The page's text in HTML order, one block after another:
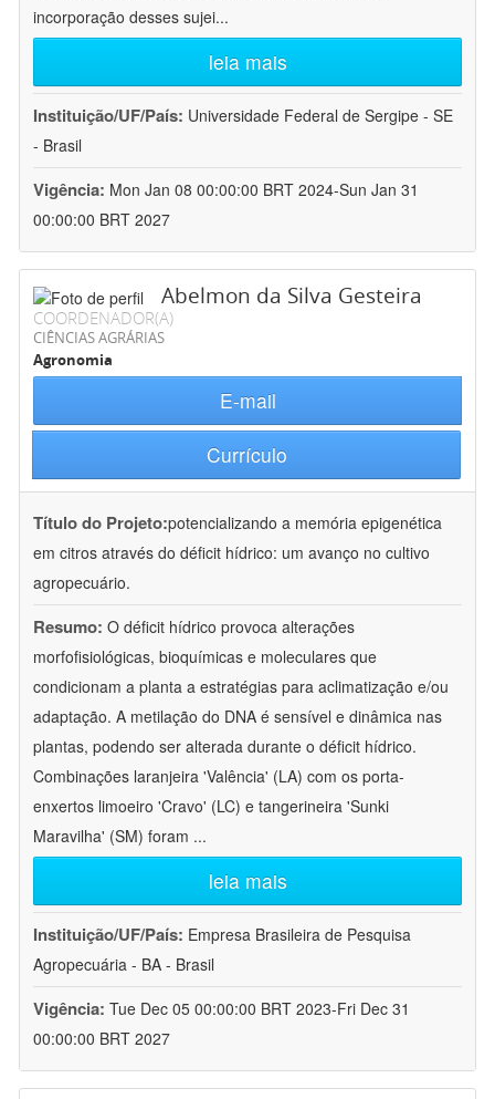
incorporação desses sujei...
leia mais
Instituição/UF/País: Universidade Federal de Sergipe - SE
- Brasil
Vigência: Mon Jan 08 00:00:00 BRT 2024-Sun Jan 31
00:00:00 BRT 2027
Abelmon da Silva Gesteira
COORDENADOR(A)
CIÊNCIAS AGRÁRIAS
Agronomia
E-mail
Currículo
Título do Projeto:potencializando a memória epigenética
em citros através do déficit hídrico: um avanço no cultivo
agropecuário.
Resumo: O déficit hídrico provoca alterações
morfofisiológicas, bioquímicas e moleculares que
condicionam a planta a estratégias para aclimatização e/ou
adaptação. A metilação do DNA é sensível e dinâmica nas
plantas, podendo ser alterada durante o déficit hídrico.
Combinações laranjeira 'Valência' (LA) com os porta-
enxertos limoeiro 'Cravo' (LC) e tangerineira 'Sunki
Maravilha' (SM) foram ...
leia mais
Instituição/UF/País: Empresa Brasileira de Pesquisa
Agropecuária - BA - Brasil
Vigência: Tue Dec 05 00:00:00 BRT 2023-Fri Dec 31
00:00:00 BRT 2027